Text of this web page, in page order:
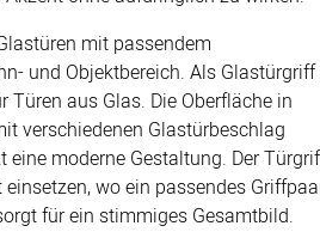
mit passendem
und Objektbereich. Als
aus Glas. Die Oberfläche in
verschiedenen Glastürbeschlag
moderne Gestaltung. Der
wo ein passendes
für ein stimmiges Gesamtbild.